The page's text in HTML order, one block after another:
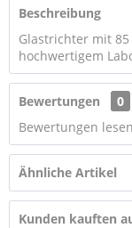
Beschreibung
Glastrichter mit
hochwertigem
Bewertungen
0
Bewertungen
Ähnliche Artikel
Kunden kauften